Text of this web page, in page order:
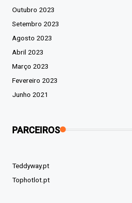
Outubro 2023
Setembro 2023
Agosto 2023
Abril 2023
Março 2023
Fevereiro 2023
Junho 2021
PARCEIROS
Teddyway.pt
Tophotlot.pt